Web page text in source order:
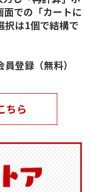
面での「カートに
択は1個で結構で
登録（無料）
ちら